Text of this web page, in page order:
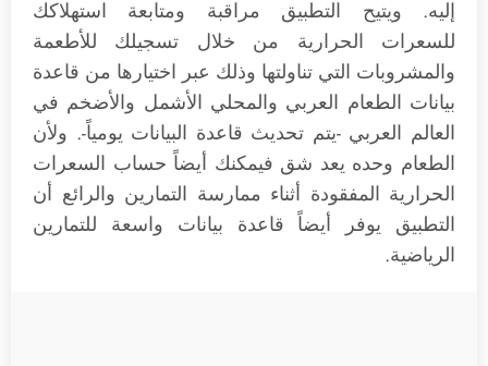
إليه. ويتيح التطبيق مراقبة ومتابعة استهلاكك
للسعرات الحرارية من خلال تسجيلك للأطعمة
والمشروبات التي تناولتها وذلك عبر اختيارها من قاعدة
بيانات الطعام العربي والمحلي الأشمل والأضخم في
العالم العربي -يتم تحديث قاعدة البيانات يومياً-. ولأن
الطعام وحده يعد شق فيمكنك أيضاً حساب السعرات
الحرارية المفقودة أثناء ممارسة التمارين والرائع أن
التطبيق يوفر أيضاً قاعدة بيانات واسعة للتمارين
الرياضية.